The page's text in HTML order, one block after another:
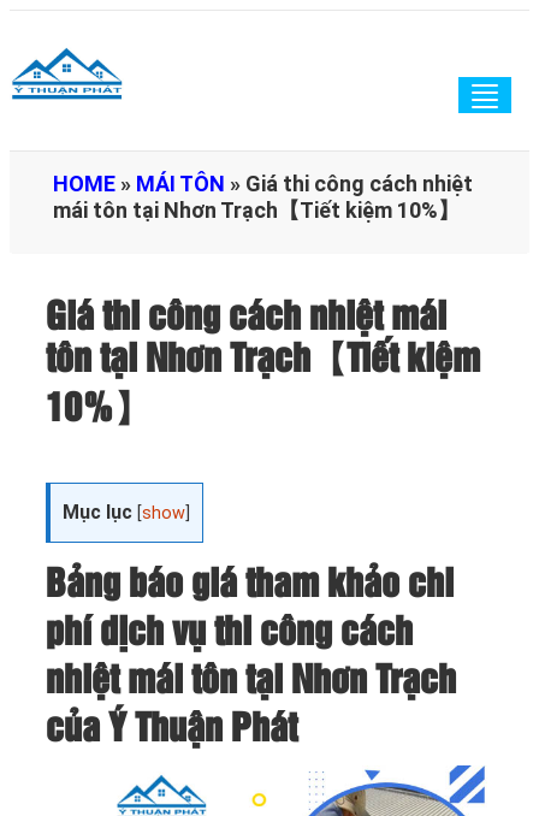
HOME » MÁI TÔN » Giá thi công cách nhiệt
mái tôn tại Nhơn Trạch【Tiết kiệm 10%】
Giá thi công cách nhiệt mái
tôn tại Nhơn Trạch【Tiết kiệm
10%】
Mục lục [show
Bảng báo giá tham khảo chi
phí dịch vụ thi công cách
nhiệt mái tôn tại Nhơn Trạch
của Ý Thuận Phát